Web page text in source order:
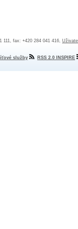
111, fax: +420 284 041 416,
služby RSS 2.0 INSPIRE